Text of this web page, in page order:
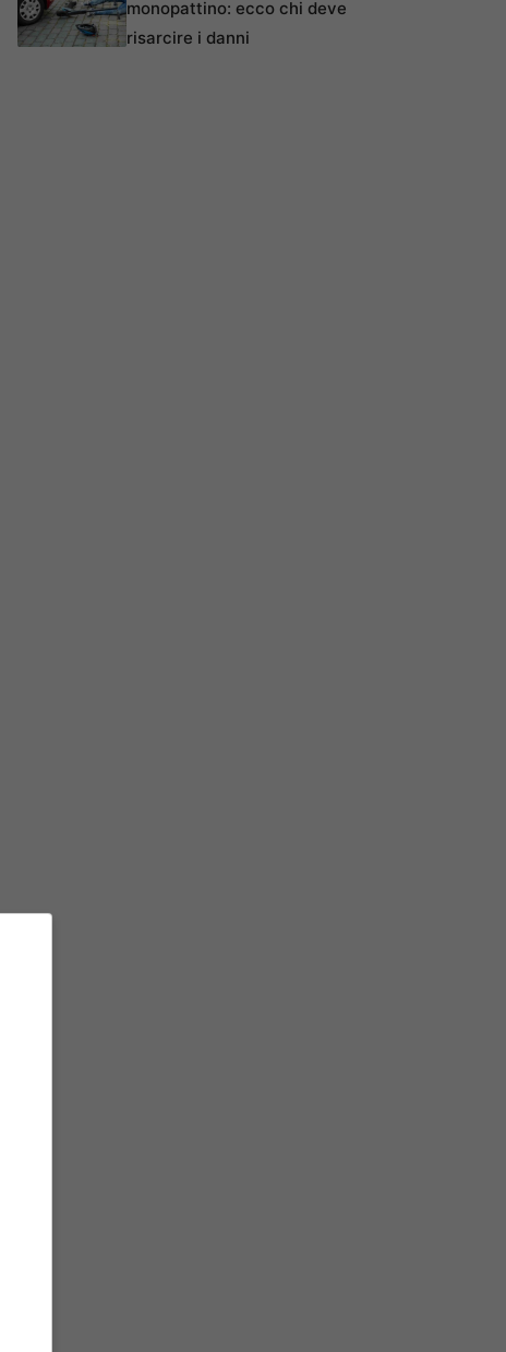
monopattino: ecco chi deve
risarcire i danni